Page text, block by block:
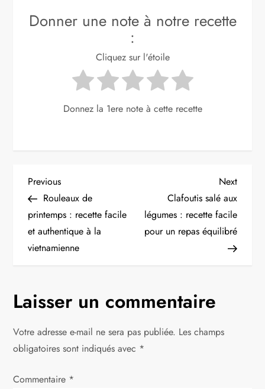
Donner une note à notre recette
:
Cliquez sur l'étoile
Donnez la 1ere note à cette recette
N
a
v
g
a
t
i
Previous
Post
Previous
Rouleaux de
printemps : recette facile
et authentique à la
vietnamienne
Next
Post
Next
Clafoutis salé aux
légumes : recette facile
pour un repas équilibré
Laisser un commentaire
Votre adresse e-mail ne sera pas publiée. Les champs
obligatoires sont indiqués avec *
Commentaire *